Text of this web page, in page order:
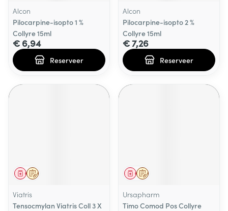
Alcon
Pilocarpine-isopto 1 %
Collyre 15ml
€ 6,94
Reserveer
Alcon
Pilocarpine-isopto 2 %
Collyre 15ml
€ 7,26
Reserveer
Op voorschrift
Geneesmiddel
Viatris
Tensocmylan Viatris Coll 3 X
Op voorschrift
Geneesmiddel
Ursapharm
Timo Comod Pos Collyre